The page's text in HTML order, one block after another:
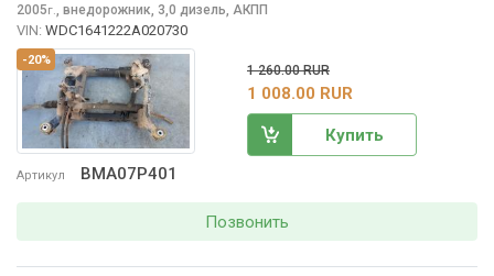
-20%
Артикул BMA07P401
2005г., внедорожник, 3,0 дизель, АКПП
VIN: WDC1641222A020730
1 260.00 RUR
1 008.00 RUR
Купить
Позвонить